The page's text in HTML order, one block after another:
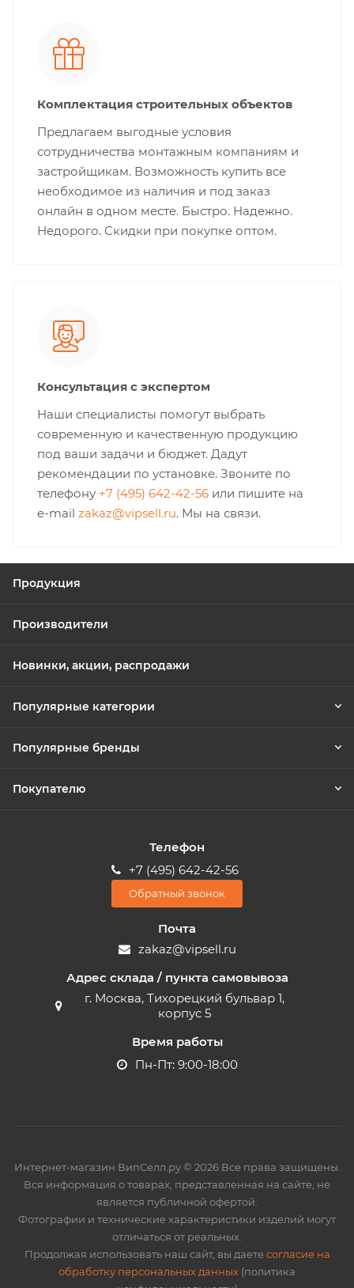
Комплектация строительных объектов
Предлагаем выгодные условия
сотрудничества монтажным компаниям и
застройщикам. Возможность купить все
необходимое из наличия и под заказ
онлайн в одном месте. Быстро. Надежно.
Недорого. Скидки при покупке оптом.
Консультация с экспертом
Наши специалисты помогут выбрать
современную и качественную продукцию
под ваши задачи и бюджет. Дадут
рекомендации по установке. Звоните по
телефону +7 (495) 642-42-56 или пишите на
e-mail zakaz@vipsell.ru. Мы на связи.
Продукция
Производители
Новинки, акции, распродажи
Популярные категории
Популярные бренды
Покупателю
Телефон
+7 (495) 642-42-56
Обратный звонок
Почта
zakaz@vipsell.ru
Адрес склада / пункта самовывоза
г. Москва, Тихорецкий бульвар 1,
корпус 5
Время работы
Пн-Пт: 9:00-18:00
Интернет-магазин ВипСелл.ру © 2026 Все права защищены.
Вся информация о товарах, представленная на сайте, не
является публичной офертой.
Фотографии и технические характеристики изделий могут
отличаться от реальных.
Продолжая использовать наш сайт, вы даетесогласие на
обработку персональных данных (политика